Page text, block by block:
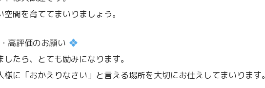
空間を育ててまいりましょう。
高評価のお願い
たら、とても励みになります。
様に「おかえりなさい」と言える場所を大切にお仕えしてまいります。